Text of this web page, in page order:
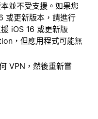
並不受支援。如果您
或更新版本，請進行
iOS 16 或更新版
，但應用程式可能無
VPN，然後重新嘗